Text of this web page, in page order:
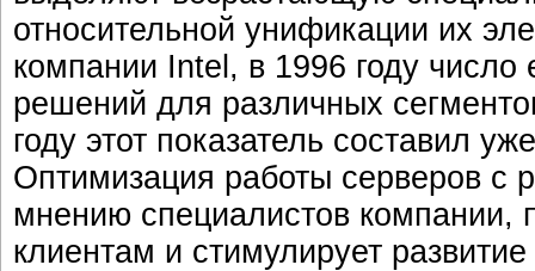
относительной унификации их
компании Intel, в 1996 году
решений для различных
году этот показатель составил
Оптимизация работы серверов с
мнению специалистов компании,
клиентам и стимулирует